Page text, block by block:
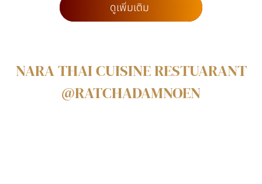
ดูเพิ่มเติม
NARA THAI CUISINE RESTUARANT
@RATCHADAMNOEN